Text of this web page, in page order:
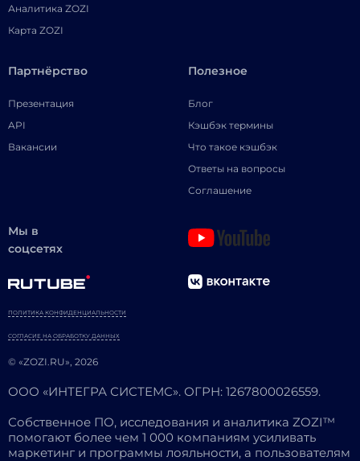
Аналитика ZOZI
Карта ZOZI
Партнёрство
Презентация
API
Вакансии
Полезное
Блог
Кэшбэк термины
Что такое кэшбэк
Ответы на вопросы
Соглашение
Мы в
соцсетях
© «ZOZI.RU», 2026
ПОЛИТИКА КОНФИДЕНЦИАЛЬНОСТИ
СОГЛАСИЕ НА ОБРАБОТКУ ДАННЫХ
ООО «ИНТЕГРА СИСТЕМС». ОГРН: 1267800026559.
Собственное ПО, исследования и аналитика ZOZI™
помогают более чем 1 000 компаниям усиливать
маркетинг и программы лояльности, а пользователям